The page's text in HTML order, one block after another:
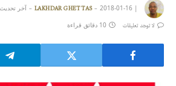
|
LAKHDAR GHETTAS 2018-01-16 آخر
لا توجد تعليقات 10 دقائق قراءة